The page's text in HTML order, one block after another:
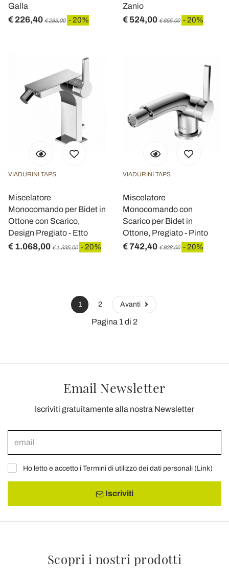
Galla
€ 226,40 € 283,00 - 20%
Zanio
€ 524,00 € 655,00 - 20%
VIADURINI TAPS
Miscelatore
Monocomando per Bidet in
Ottone con Scarico,
Design Pregiato - Etto
€ 1.068,00 € 1.335,00 - 20%
VIADURINI TAPS
Miscelatore
Monocomando con
Scarico per Bidet in
Ottone, Pregiato - Pinto
€ 742,40 € 928,00 - 20%
1 2 Avanti
Pagina 1 di 2
Email Newsletter
Iscriviti gratuitamente alla nostra Newsletter
Ho letto e accetto i Termini di utilizzo dei dati personali (Link)
Iscriviti
Scopri i nostri prodotti